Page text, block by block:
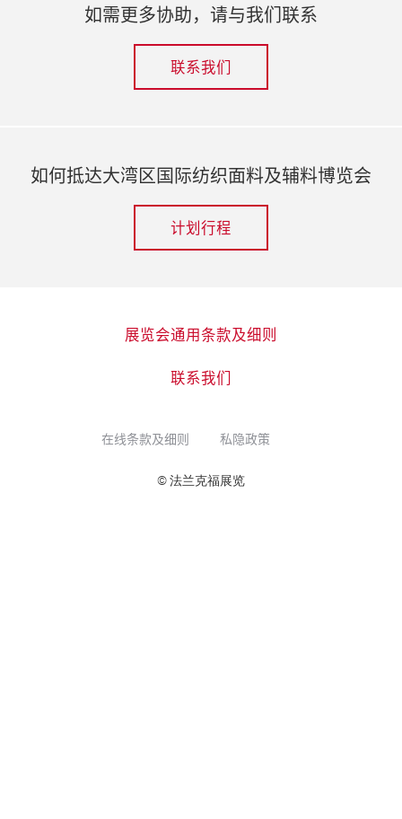
如需更多协助，请与我们联系
联系我们
如何抵达大湾区国际纺织面料及辅料博览会
计划行程
展览会通用条款及细则
联系我们
在线条款及细则 私隐政策
© 法兰克福展览